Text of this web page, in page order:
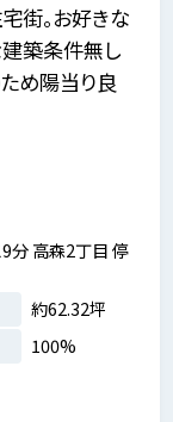
街。お好きな
築条件無し
め陽当り良
9分 高森2丁目 停
約62.32坪
100%